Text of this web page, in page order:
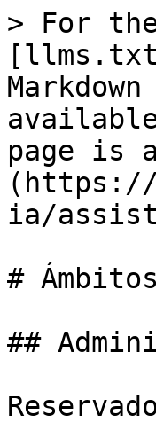
> For
page is
(https://
ia/
#
##